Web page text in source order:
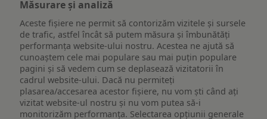
Măsurare și analiză
Aceste fișiere ne permit să contorizăm vizitele și sursele
de trafic, astfel încât să putem măsura și îmbunătăți
performanța website-ului nostru. Acestea ne ajută să
cunoaștem cele mai populare sau mai puțin populare
pagini și să vedem cum se deplasează vizitatorii în
cadrul website-ului. Dacă nu permiteți
plasarea/accesarea acestor fișiere, nu vom ști când ați
vizitat website-ul nostru și nu vom putea să-i
monitorizăm performanța. Selectarea opțiunii generale